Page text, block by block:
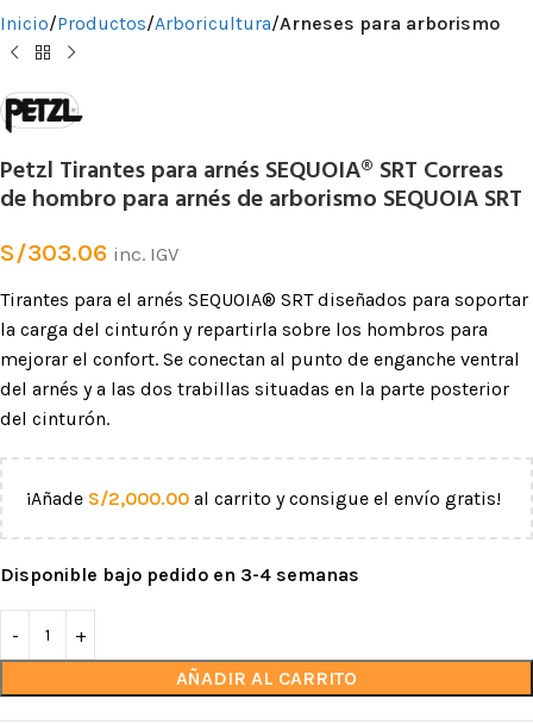
Inicio Productos Arboricultura Arneses para arborismo
Petzl Tirantes para arnés SEQUOIA® SRT Correas
de hombro para arnés de arborismo SEQUOIA SRT
S/303.06 inc. IGV
Tirantes para el arnés SEQUOIA® SRT diseñados para soportar
la carga del cinturón y repartirla sobre los hombros para
mejorar el confort. Se conectan al punto de enganche ventral
del arnés y a las dos trabillas situadas en la parte posterior
del cinturón.
¡Añade S/2,000.00 al carrito y consigue el envío gratis!
Disponible bajo pedido en 3-4 semanas
AÑADIR AL CARRITO